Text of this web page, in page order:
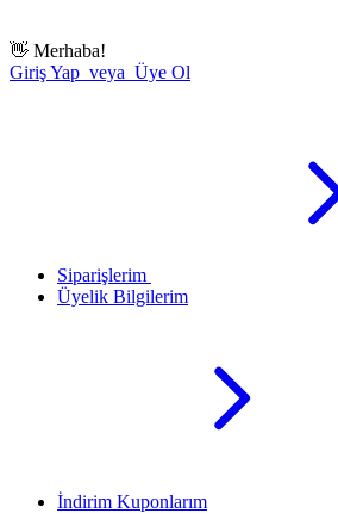
👋 Merhaba!
Giriş Yap veya Üye Ol
Siparişlerim
Üyelik Bilgilerim
İndirim Kuponlarım